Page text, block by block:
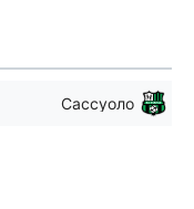
Сассуоло